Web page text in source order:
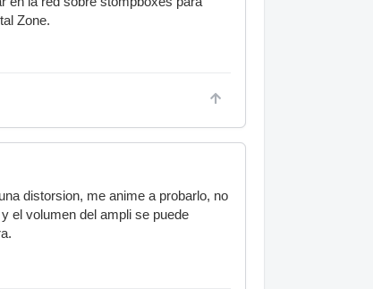
Zone.
distorsion, me anime a probarlo, no
el volumen del ampli se puede